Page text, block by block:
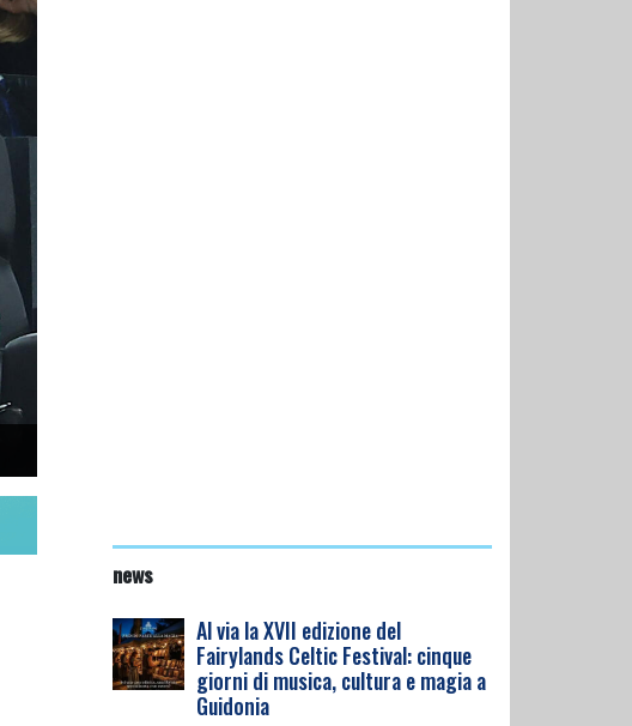
news
Al via la XVII edizione del
Fairylands Celtic Festival: cinque
giorni di musica, cultura e magia a
Guidonia